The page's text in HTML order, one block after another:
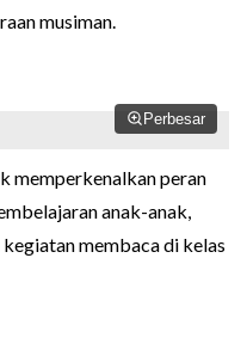
musiman.
Perbesar
memperkenalkan peran
anak-anak,
membaca di kelas